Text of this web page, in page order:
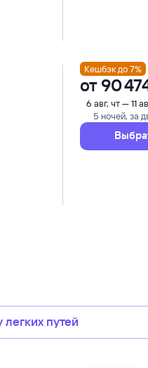
Кешбэк до 7%
от 90
6 авг, чт — 11
5 ночей, за
путей